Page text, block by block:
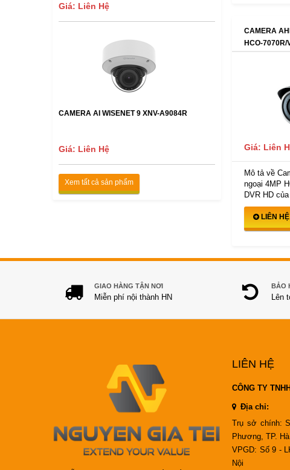
Giá: Liên Hệ
CAMERA AI WISENET 9 XNV-A9084R
Giá: Liên Hệ
Xem tất cả sản phẩm
CAMERA
HCO-7070R/
Giá: Liên
Mô tả về
ngoại 4MP
DVR HD
LIÊN HỆ
GIAO HÀNG TẬN NƠI
Miễn phí nội thành HN
BẢO
Lên
LIÊN HỆ
CÔNG TY
Địa chỉ:
Trụ sở chính:
Phương, TP.
VPGD: Số 9 -
Nội